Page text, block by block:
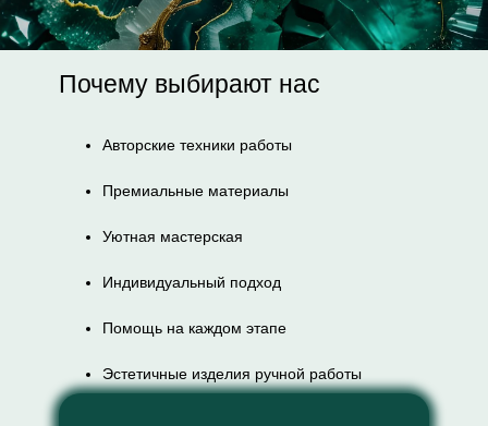
Почему выбирают нас
Авторские техники работы
Премиальные материалы
Уютная мастерская
Индивидуальный подход
Помощь на каждом этапе
Эстетичные изделия ручной работы